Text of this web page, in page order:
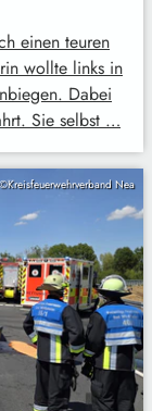
einen teuren
wollte links in
Dabei
Sie selbst …
©Kreisfeuerwehrverband Nea